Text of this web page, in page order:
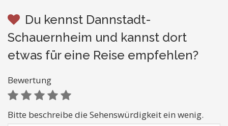
Du kennst Dannstadt-
Schauernheim und kannst dort
etwas für eine Reise empfehlen?
Bewertung
Bitte beschreibe die Sehenswürdigkeit ein wenig.